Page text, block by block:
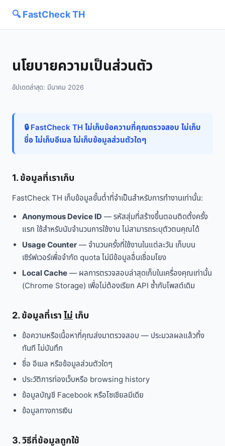
🔍 FastCheck TH
นโยบายความเป็นส่วนตัว
อัปเดตล่าสุด: มีนาคม 2026
🔒 FastCheck TH ไม่เก็บข้อความที่คุณตรวจสอบ ไม่เก็บ
ชื่อ ไม่เก็บอีเมล ไม่เก็บข้อมูลส่วนตัวใดๆ
1. ข้อมูลที่เราเก็บ
FastCheck TH เก็บข้อมูลขั้นต่ำที่จำเป็นสำหรับการทำงานเท่านั้น:
Anonymous Device ID — รหัสสุ่มที่สร้างขึ้นตอนติดตั้งครั้ง
แรก ใช้สำหรับนับจำนวนการใช้งาน ไม่สามารถระบุตัวตนคุณได้
Usage Counter — จำนวนครั้งที่ใช้งานในแต่ละวัน เก็บบน
เซิร์ฟเวอร์เพื่อจำกัด quota ไม่มีข้อมูลอื่นเชื่อมโยง
Local Cache — ผลการตรวจสอบล่าสุดเก็บในเครื่องคุณเท่านั้น
(Chrome Storage) เพื่อไม่ต้องเรียก API ซ้ำกับโพสต์เดิม
2. ข้อมูลที่เรา ไม่ เก็บ
ข้อความหรือเนื้อหาที่คุณส่งมาตรวจสอบ — ประมวลผลแล้วทิ้ง
ทันที ไม่บันทึก
ชื่อ อีเมล หรือข้อมูลส่วนตัวใดๆ
ประวัติการท่องเว็บหรือ browsing history
ข้อมูลบัญชี Facebook หรือโซเชียลมีเดีย
ข้อมูลทางการเงิน
3. วิธีที่ข้อมูลถูกใช้